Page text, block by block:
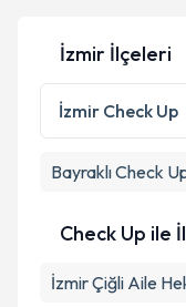
İzmir İlçeleri
İzmir Check Up
BayraklıCheck
Check Up ile
İzmir Çiğli Aile